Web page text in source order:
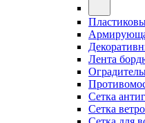
Лента
Сетка
Сетка